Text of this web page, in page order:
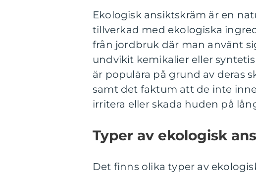
Ekologisk ansiktskräm är en
tillverkad med ekologiska
från jordbruk där man använt
undvikit kemikalier eller
är populära på grund av deras
samt det faktum att de inte
irritera eller skada huden på
Typer av ekologisk
Det finns olika typer av